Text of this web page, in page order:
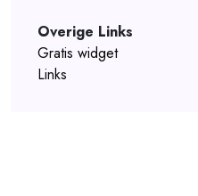
Overige Links
Gratis widget
Links